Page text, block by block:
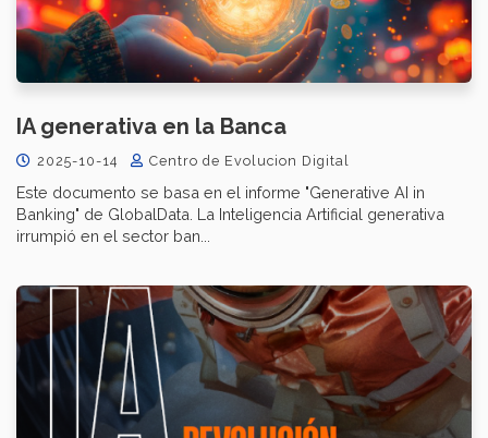
IA generativa en la Banca
2025-10-14 Centro de Evolucion Digital
Este documento se basa en el informe "Generative AI in
Banking" de GlobalData. La Inteligencia Artificial generativa
irrumpió en el sector ban...